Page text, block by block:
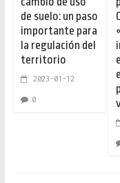
de suelo: un paso
importante para
la regulación del
territorio
2023-01-12
0